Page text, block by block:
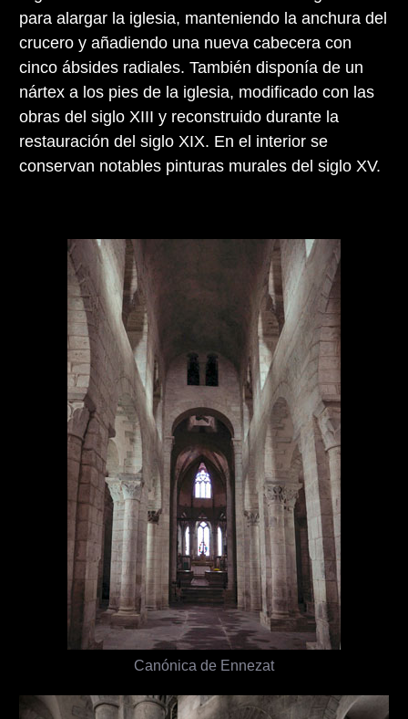
para alargar la iglesia, manteniendo la anchura del
crucero y añadiendo una nueva cabecera con
cinco ábsides radiales. También disponía de un
nártex a los pies de la iglesia, modificado con las
obras del siglo XIII y reconstruido durante la
restauración del siglo XIX. En el interior se
conservan notables pinturas murales del siglo XV.
Canónica de Ennezat